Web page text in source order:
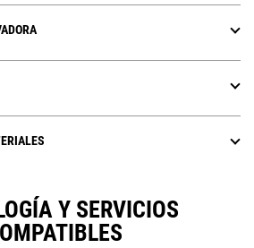
Y SERVICIOS